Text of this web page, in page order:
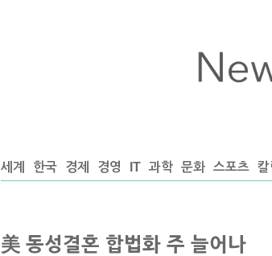
세계 한국 경제 경영 IT 과학 문화 스포츠 칼
美 동성결혼 합법화 주 늘어나